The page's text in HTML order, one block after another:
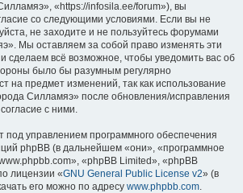
«https://infosila.ee/forum»), вы
со следующими условиями. Если вы не
не заходите и не пользуйтесь форумами
Мы оставляем за собой право изменять эти
сделаем всё возможное, чтобы уведомить вас об
было бы разумным регулярно
на предмет изменений, так как использование
Силламяэ» после обновления/исправления
с ними.
управлением программного обеспечения
phpBB (в дальнейшем «они», «программное
«phpBB Limited», «phpBB
лицензии «GNU General Public License v2» (в
его можно по адресу www.phpbb.com.